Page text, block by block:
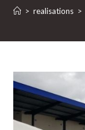
> realisations >